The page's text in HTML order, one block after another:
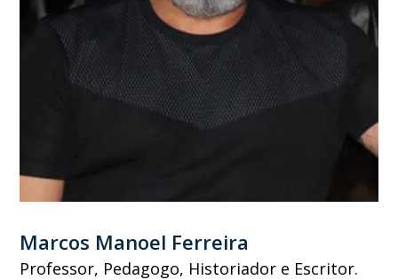
Marcos Manoel Ferreira
Professor, Pedagogo, Historiador e Escritor.